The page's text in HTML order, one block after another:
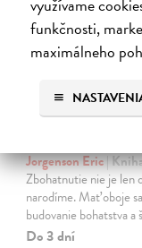
využívame
funkčnosti,
maximálneho
Almanach
Jorgenson Eric|
Zbohatnutie nie je len
narodíme. Mať oboje
budovanie bohatstva
Do 3 dní